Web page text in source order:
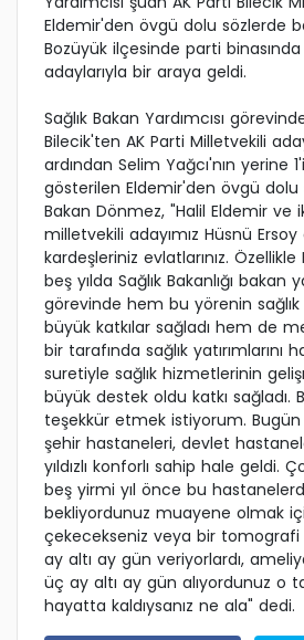
Eldemir'den övgü dolu sözlerde
Bozüyük ilçesinde parti binasında
adaylarıyla bir araya geldi.
Sağlık Bakan Yardımcısı
Bilecik'ten AK Parti Milletvekili
ardından Selim Yağcı'nın yerine
gösterilen Eldemir'den övgü dolu
Bakan Dönmez, "Halil Eldemir ve
milletvekili adayımız Hüsnü
kardeşleriniz evlatlarınız.
beş yılda Sağlık Bakanlığı bakan
görevinde hem bu yörenin
büyük katkılar sağladı hem de
bir tarafında sağlık yatırımlarını
suretiyle sağlık hizmetlerinin
büyük destek oldu katkı sağladı.
teşekkür etmek istiyorum.
şehir hastaneleri, devlet
yıldızlı konforlı sahip hale geldi.
beş yirmi yıl önce bu
bekliyordunuz muayene olmak
çekecekseniz veya bir
ay altı ay gün veriyorlardı,
üç ay altı ay gün alıyordunuz o
hayatta kaldıysanız ne ala" dedi.